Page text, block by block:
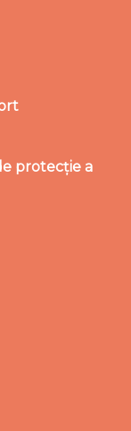
protecție a